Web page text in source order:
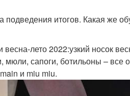
итогов. Какая же
лето 2022:узкий носок
мюли, сапоги, ботильоны – все
и miu miu.